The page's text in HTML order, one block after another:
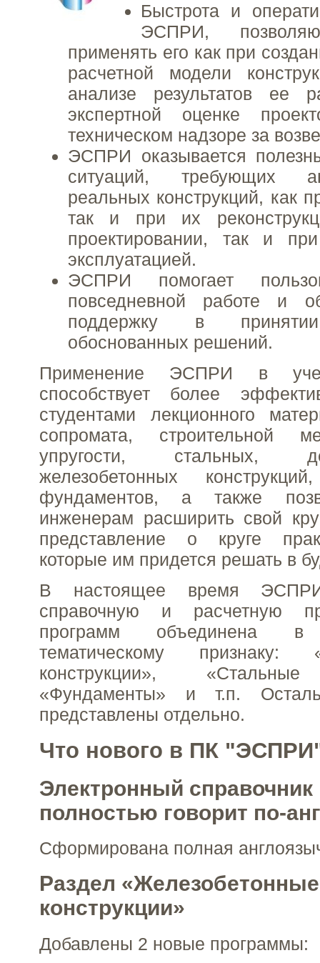
Быстрота и
ЭСПРИ,
применять его как при
расчетной модели
анализе результатов ее
экспертной оценке
техническом надзоре за
ЭСПРИ оказывается
ситуаций, требующих
реальных конструкций, как
так и при их
проектировании, так и
эксплуатацией.
ЭСПРИ помогает
повседневной работе и
поддержку в
обоснованных решений.
Применение ЭСПРИ в
способствует более
студентами лекционного
сопромата, строительной
упругости, стальных,
железобетонных
фундаментов, а также
инженерам расширить свой
представление о круге
которые им придется решать в
В настоящее время
справочную и расчетную
программ объединена
тематическому признаку:
конструкции», «Стальные
«Фундаменты» и т.п.
представлены отдельно.
Что нового в ПК
Электронный
полностью говорит по-
Cформирована полная
Раздел «Железобетонные
конструкции»
Добавлены 2 новые программы: